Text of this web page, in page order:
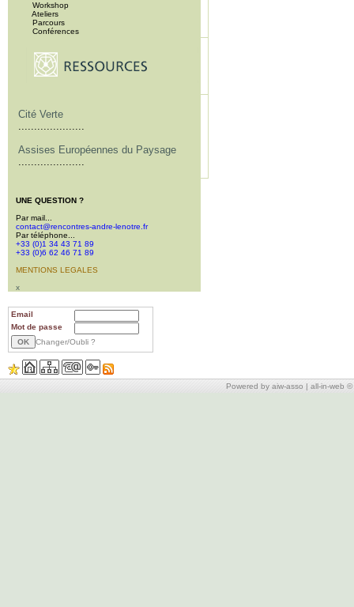
Workshop
Ateliers
Parcours
Conférences
Cité Verte
.....................
Assises Européennes du Paysage
.....................
UNE QUESTION ?
Par mail...
contact@rencontres-andre-lenotre.fr
Par téléphone...
+33 (0)1 34 43 71 89
+33 (0)6 62 46 71 89
MENTIONS LEGALES
x
Email
Mot de passe
Changer/Oubli ?
Powered by aiw-asso | all-in-web